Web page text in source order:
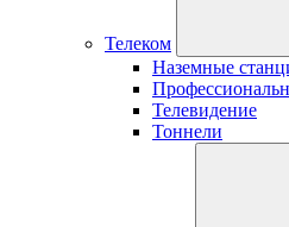
Телеком
Наземные
Телевидение
Тоннели